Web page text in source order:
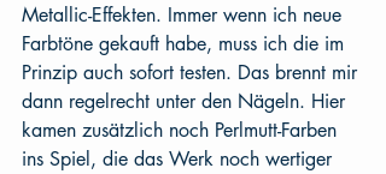
Metallic-Effekten. Immer wenn ich neue
Farbtöne gekauft habe, muss ich die im
Prinzip auch sofort testen. Das brennt mir
dann regelrecht unter den Nägeln. Hier
kamen zusätzlich noch Perlmutt-Farben
ins Spiel, die das Werk noch wertiger